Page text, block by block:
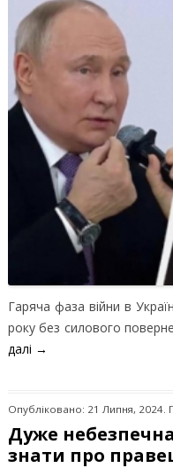
Гаряча фаза війни в
року без силового
далі →
Опубліковано: 21 Липня, 2024.
Дуже
знати про